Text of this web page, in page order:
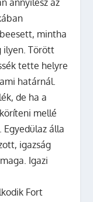
mintha
ilyen. Törött
tette helyre
határnál.
de ha a
mellé
álla
igazság
Igazi
Fort